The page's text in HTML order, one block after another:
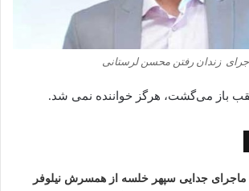
زندان رفتن محسن لرستانی
عقب باز می‌گشت، هرگز خواننده نمی‌ شد.
ماجرای جدایی سپهر خلسه از همسرش نیلوفر